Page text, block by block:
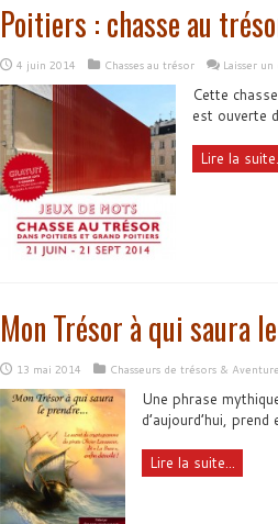
Poitiers : chasse au
4 juin 2014 Chasses au trésor Laisser
Cette
est ouverte
Lire la
Mon Trésor à qui saura
13 mai 2014 Chasseurs de trésors & Aventure
Une phrase
d’aujourd’hui,
Lire la suite...